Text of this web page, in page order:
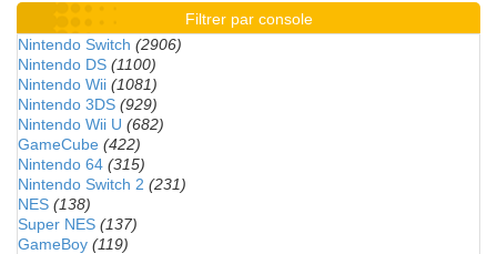
Filtrer par console
Nintendo Switch (2906)
Nintendo DS (1100)
Nintendo Wii (1081)
Nintendo 3DS (929)
Nintendo Wii U (682)
GameCube (422)
Nintendo 64 (315)
Nintendo Switch 2 (231)
NES (138)
Super NES (137)
GameBoy (119)